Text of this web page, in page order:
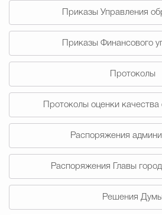
Приказы Управления
Приказы Финансового
Протоколы
Протоколы оценки качества
Распоряжения
Распоряжения Главы
Решения Думы